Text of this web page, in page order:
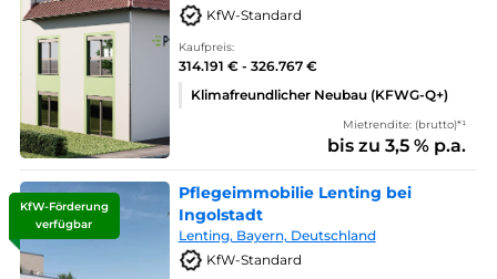
KfW-Standard
Kaufpreis:
314.191 € - 326.767 €
Klimafreundlicher Neubau (KFWG-Q+)
Mietrendite: (brutto)*¹
bis zu 3,5 % p.a.
KfW-Förderung
verfügbar
Pflegeimmobilie Lenting bei
Ingolstadt
Lenting, Bayern, Deutschland
KfW-Standard